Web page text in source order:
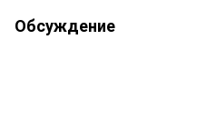
Обсуждение